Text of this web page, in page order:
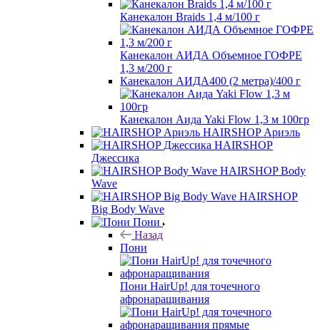
Канекалон Braids 1,4 м/100 г
Канекалон АИДА Объемное ГОФРЕ
1,3 м/200 г
Канекалон АИДА400 (2 метра)/400 г
Канекалон Аида Yaki Flow 1,3 м 100гр
HAIRSHOP Ариэль
HAIRSHOP
Джессика
HAIRSHOP Body
Wave
HAIRSHOP
Big Body Wave
Пони
Назад
Пони
Пони HairUp! для точечного
афронаращивания